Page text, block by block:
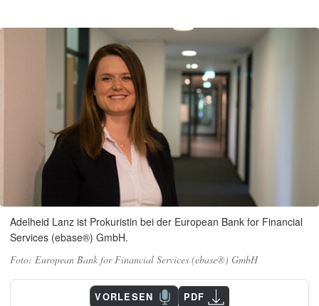
Adelheid Lanz ist Prokuristin bei der European Bank for Financial
Services (ebase®) GmbH.
European Bank for Financial Services (ebase®) GmbH
VORLESEN PDF